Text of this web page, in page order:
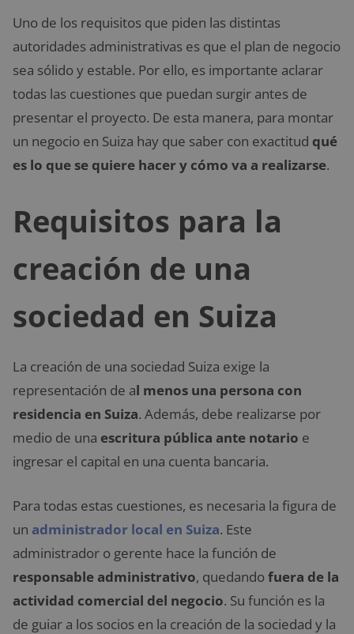
Uno de los requisitos que piden las distintas
autoridades administrativas es que el plan de negocio
sea sólido y estable. Por ello, es importante aclarar
todas las cuestiones que puedan surgir antes de
presentar el proyecto. De esta manera, para montar
un negocio en Suiza hay que saber con exactitud qué
es lo que se quiere hacer y cómo va a realizarse.
Requisitos para la
creación de una
sociedad en Suiza
La creación de una sociedad Suiza exige la
representación de al menos una persona con
residencia en Suiza. Además, debe realizarse por
medio de una escritura pública ante notario e
ingresar el capital en una cuenta bancaria.
Para todas estas cuestiones, es necesaria la figura de
un administrador local en Suiza. Este
administrador o gerente hace la función de
responsable administrativo, quedandofuera de la
actividad comercial del negocio. Su función es la
de guiar a los socios en la creación de la sociedad y la